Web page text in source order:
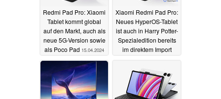
Redmi Pad Pro: Xiaomi
Tablet kommt global
auf den Markt, auch als
neue 5G-Version sowie
als Poco Pad 15.04.2024
Xiaomi Redmi Pad Pro:
Neues HyperOS-Tablet
ist auch in Harry Potter-
Spezialedition bereits
im direktem Import